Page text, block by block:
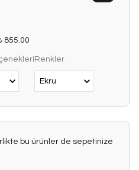
855.00
Renkler
bu ürünler de sepetinize